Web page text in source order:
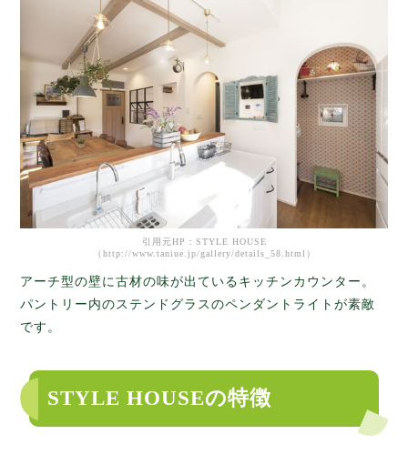
引用元HP：STYLE HOUSE
（http://www.taniue.jp/gallery/details_58.html）
アーチ型の壁に古材の味が出ているキッチンカウンター。
パントリー内のステンドグラスのペンダントライトが素敵
です。
STYLE HOUSEの特徴